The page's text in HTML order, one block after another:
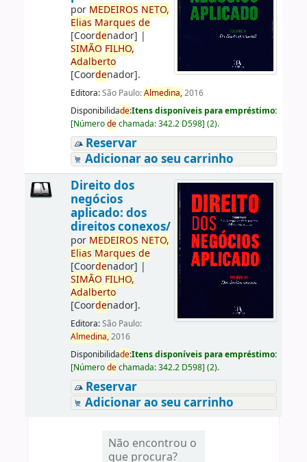
por MEDEIROS NETO,
Elias Marques de
[Coordenador] |
SIMÃO FILHO,
Adalberto
[Coordenador].
Editora:São Paulo:Almedina,2016
Disponibilidade:Itens disponíveis para empréstimo:
[Númerodechamada:342.2 D598] (2).
Reservar
Adicionar ao seu carrinho
Direito dos
negócios
aplicado: dos
direitos conexos/
por MEDEIROS NETO,
Elias Marques de
[Coordenador] |
SIMÃO FILHO,
Adalberto
[Coordenador].
Editora:São Paulo:
Almedina,2016
Disponibilidade:Itens disponíveis para empréstimo:
[Númerodechamada:342.2 D598] (2).
Reservar
Adicionar ao seu carrinho
Não encontrou o
que procura?